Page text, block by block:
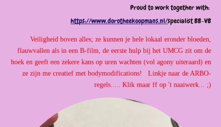
Proud to work together with:
https://www.dorotheekoopmans.nl/specialist BB-VB
Veiligheid boven alles; ze kunnen je hele lokaal eronder bloeden,
flauwvallen als in een B-film, de eerste hulp bij het UMCG zit om de
hoek en geeft een zekere kans op uren wachten (vol agony uiteraard) en
ze zijn me creatief met bodymodifications! Linkje naar de ARBO-
regels..... Klik maar ff op 't naaiwerk... ;)